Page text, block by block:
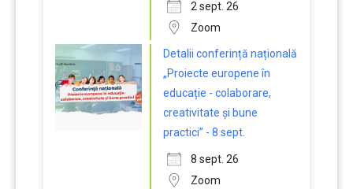
2 sept. 26
Zoom
Detalii conferință națională
„Proiecte europene în
educație - colaborare,
creativitate și bune
practici” - 8 sept.
8 sept. 26
Zoom